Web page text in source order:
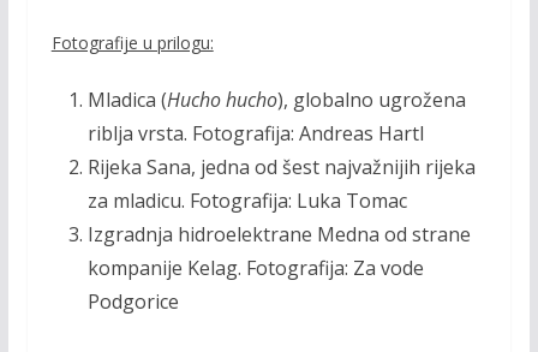
Fotografije u prilogu:
Mladica (Hucho hucho), globalno ugrožena
riblja vrsta. Fotografija: Andreas Hartl
Rijeka Sana, jedna od šest najvažnijih rijeka
za mladicu. Fotografija: Luka Tomac
Izgradnja hidroelektrane Medna od strane
kompanije Kelag. Fotografija: Za vode
Podgorice